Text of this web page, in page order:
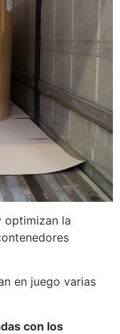
optimizan la
en juego varias
con los